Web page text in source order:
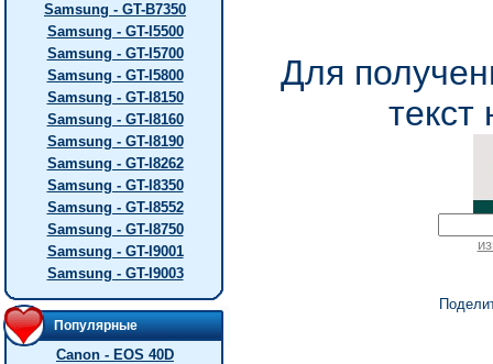
Samsung - GT-B7350
Samsung - GT-I5500
Samsung - GT-I5700
Samsung - GT-I5800
Samsung - GT-I8150
Samsung - GT-I8160
Samsung - GT-I8190
Samsung - GT-I8262
Samsung - GT-I8350
Samsung - GT-I8552
Samsung - GT-I8750
Samsung - GT-I9001
Samsung - GT-I9003
Популярные
Canon - EOS 40D
Для
текст